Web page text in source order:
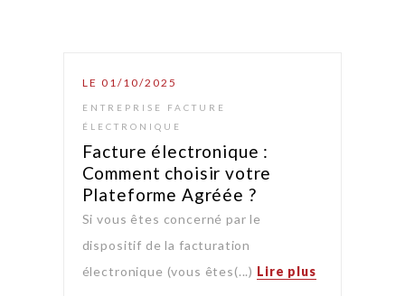
LE 01/10/2025
ENTREPRISE FACTURE
ÉLECTRONIQUE
Facture électronique :
Comment choisir votre
Plateforme Agréée ?
Si vous êtes concerné par le
dispositif de la facturation
électronique (vous êtes(...) Lire plus